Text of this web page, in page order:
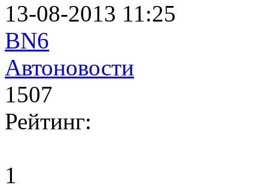
13-08-2013 11:25
BN6
Автоновости
1507
Рейтинг:
1